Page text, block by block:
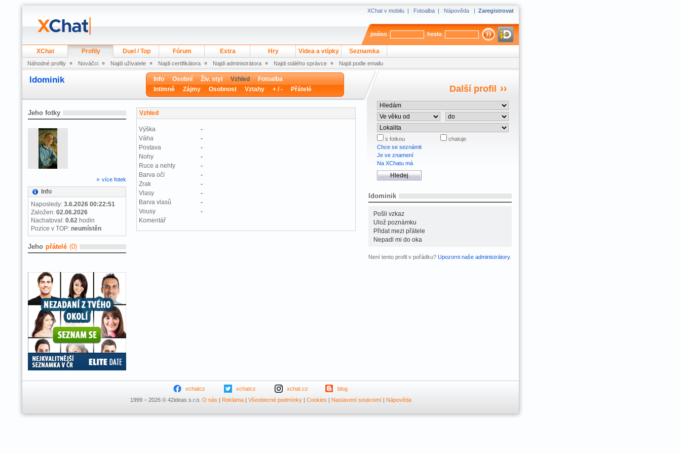
XChat v mobilu | Fotoalba | Nápověda | Zaregistrovat
jméno heslo
XChat Profily Duel / Top Fórum Extra Hry Videa a vtípky Seznamka
Náhodné profily Nováčci Najdi uživatele Najdi certifikátora Najdi administrátora Najdi stálého správce Najdi podle emailu
ldominik Info Osobní Živ. styl Vzhled
Fotoalba
Intimně
Zájmy Osobnost Vztahy + / - Přátelé Další profil
Jeho fotky
více fotek
Info
Naposledy: 3.6.2026 00:22:51
Založen: 02.06.2026
Nachatoval: 0.62 hodin
Pozice v TOP: neumístěn
Jeho přátelé (0)
Vzhled
Výška
-
Váha
-
Postava
-
Nohy
-
Ruce a nehty
-
Barva očí
-
Zrak
-
Vlasy
-
Barva vlasů
-
Vousy
-
Komentář
s fotkou
chatuje
Chce se seznámit
Je ve znamení
Na XChatu má
ldominik
Pošli vzkaz
Ulož poznámku
Přidat mezi přátele
Nepadl mi do oka
Není tento profil v pořádku? Upozorni naše administrátory.
xchatcz xchatcz xchat.cz
blog
1999 – 2026 © 42ideas s.r.o. O nás | Reklama| Všeobecné podmínky| Cookies | Nastavení soukromí| Nápověda